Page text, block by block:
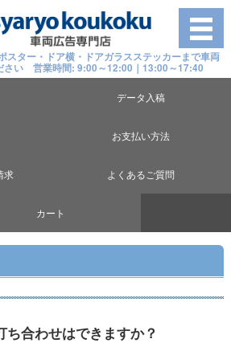
スター・ドア横・ドアガラスステッカーまで車両
さい 営業時間: 9:00～12:00｜13:00～17:40
データ入稿
お支払い方法
求 よくあるご質問
カート
ち合わせはできますか？